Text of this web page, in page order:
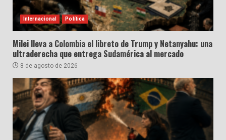
Internacional Política
Milei lleva a Colombia el libreto de Trump y Netanyahu: una
ultraderecha que entrega Sudamérica al mercado
8 de agosto de 2026